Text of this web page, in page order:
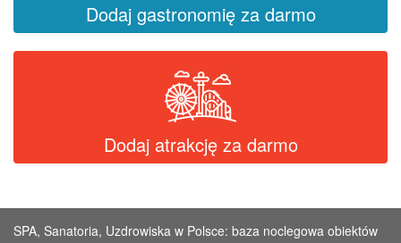
Dodaj gastronomię za darmo
Dodaj atrakcję za darmo
SPA, Sanatoria, Uzdrowiska w Polsce: baza noclegowa obiektów